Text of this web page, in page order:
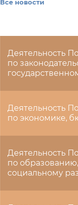
Все новости
Деятельность
по
Деятельность
по экономике,
Деятельность
по
социальному